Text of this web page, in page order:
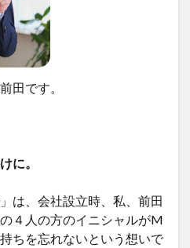
田です。
に。
は、会社設立時、私、前田
４人の方のイニシャルがM
ちを忘れないという想いで